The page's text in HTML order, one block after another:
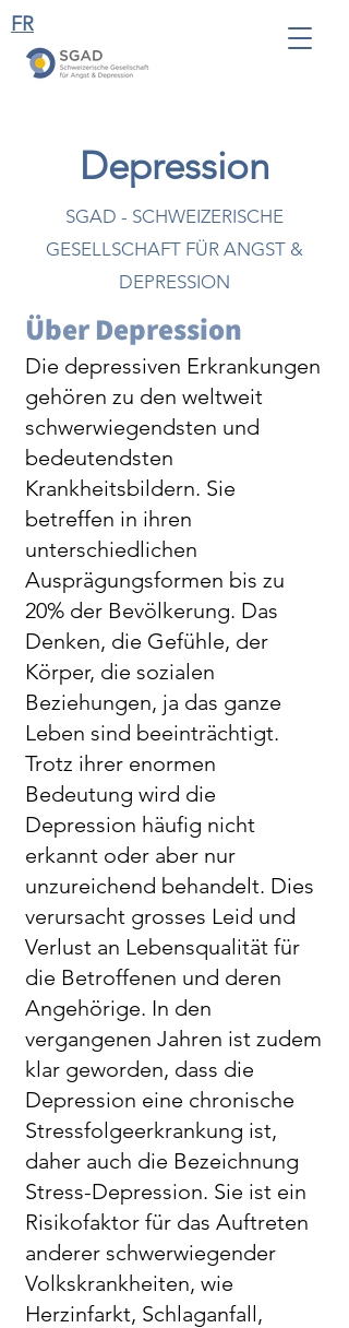
FR
Depression
SGAD - SCHWEIZERISCHE
GESELLSCHAFT FÜR ANGST &
DEPRESSION
Über Depression
Die depressiven Erkrankungen
gehören zu den weltweit
schwerwiegendsten und
bedeutendsten
Krankheitsbildern. Sie
betreffen in ihren
unterschiedlichen
Ausprägungsformen bis zu
20% der Bevölkerung. Das
Denken, die Gefühle, der
Körper, die sozialen
Beziehungen, ja das ganze
Leben sind beeinträchtigt.
Trotz ihrer enormen
Bedeutung wird die
Depression häufig nicht
erkannt oder aber nur
unzureichend behandelt. Dies
verursacht grosses Leid und
Verlust an Lebensqualität für
die Betroffenen und deren
Angehörige. In den
vergangenen Jahren ist zudem
klar geworden, dass die
Depression eine chronische
Stressfolgeerkrankung ist,
daher auch die Bezeichnung
Stress-Depression. Sie ist ein
Risikofaktor für das Auftreten
anderer schwerwiegender
Volkskrankheiten, wie
Herzinfarkt, Schlaganfall,